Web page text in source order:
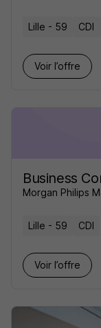
Lille - 59 CDI
Voir l’offre
Business
Morgan Philips
Lille - 59 CDI
Voir l’offre